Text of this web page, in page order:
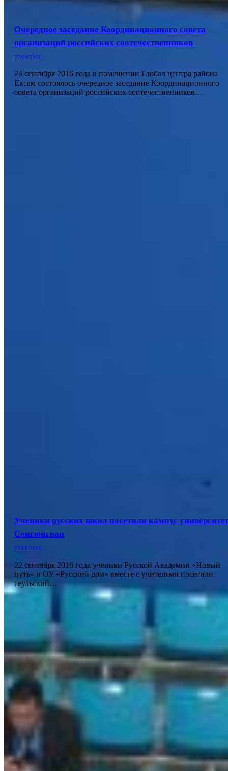
Очередное заседание Координационного совета
организаций российских соотечественников
27/09/2016
24 сентября 2016 года в помещении Глобал центра района
Ёксам состоялось очередное заседание Координационного
совета организаций российских соотечественников.…
Ученики русских школ посетили кампус
Сонгюнгван
27/09/2016
22 сентября 2016 года ученики Русской Академии «Новый
путь» и ОУ «Русский дом» вместе с учителями посетили
сеульский…